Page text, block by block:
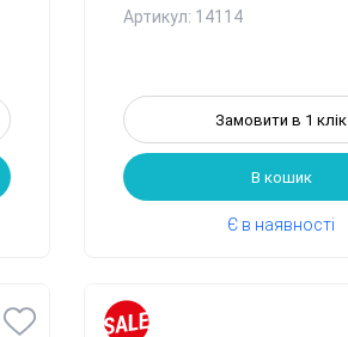
Артикул: 14114
Замовити в 1 клік
В кошик
Є в наявності